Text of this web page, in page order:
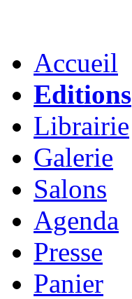
Accueil
Editions
Librairie
Galerie
Salons
Agenda
Presse
Panier